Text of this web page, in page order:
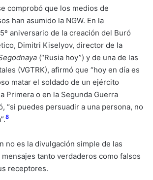
comprobó que los medios de
han asumido la NGW. En la
aniversario de la creación del Buró
Dimitri Kiselyov, director de la
(“Rusia hoy”) y de una de las
(VGTRK), afirmó que “hoy en día es
matar el soldado de un ejército
Primera o en la Segunda Guerra
“si puedes persuadir a una persona, no
8
no es la divulgación simple de las
tanto verdaderos como falsos
receptores.